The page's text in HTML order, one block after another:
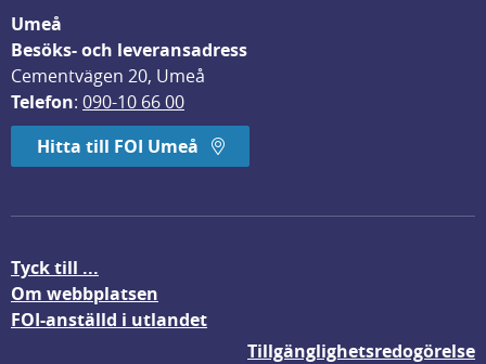
Umeå
Besöks- och leveransadress
Cementvägen 20, Umeå
Telefon: 090-10 66 00
Hitta till FOI Umeå
Tyck till ...
Om webbplatsen
FOI-anställd i utlandet
Tillgänglighetsredogörelse